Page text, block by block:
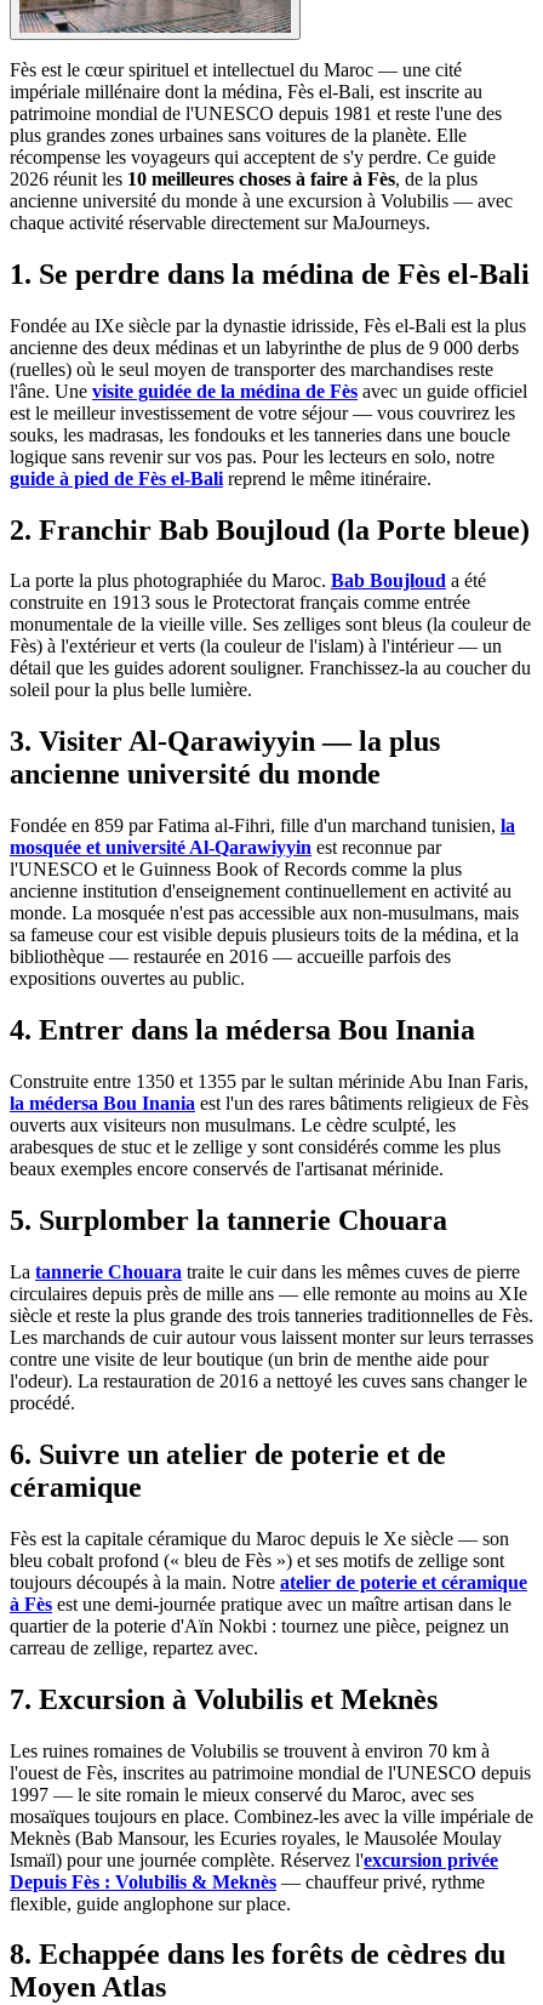
Fès est le cœur spirituel et intellectuel du Maroc — une cité
impériale millénaire dont la médina, Fès el-Bali, est inscrite au
patrimoine mondial de l'UNESCO depuis 1981 et reste l'une des
plus grandes zones urbaines sans voitures de la planète. Elle
récompense les voyageurs qui acceptent de s'y perdre. Ce guide
2026 réunit les 10 meilleures choses à faire à Fès, de la plus
ancienne université du monde à une excursion à Volubilis — avec
chaque activité réservable directement sur MaJourneys.
1. Se perdre dans la médina de Fès el-Bali
Fondée au IXe siècle par la dynastie idrisside, Fès el-Bali est la plus
ancienne des deux médinas et un labyrinthe de plus de 9 000 derbs
(ruelles) où le seul moyen de transporter des marchandises reste
l'âne. Une visite guidée de la médina de Fès avec un guide officiel
est le meilleur investissement de votre séjour — vous couvrirez les
souks, les madrasas, les fondouks et les tanneries dans une boucle
logique sans revenir sur vos pas. Pour les lecteurs en solo, notre
guide à pied de Fès el-Bali reprend le même itinéraire.
2. Franchir Bab Boujloud (la Porte bleue)
La porte la plus photographiée du Maroc. Bab Boujloud a été
construite en 1913 sous le Protectorat français comme entrée
monumentale de la vieille ville. Ses zelliges sont bleus (la couleur de
Fès) à l'extérieur et verts (la couleur de l'islam) à l'intérieur — un
détail que les guides adorent souligner. Franchissez-la au coucher du
soleil pour la plus belle lumière.
3. Visiter Al-Qarawiyyin — la plus
ancienne université du monde
Fondée en 859 par Fatima al-Fihri, fille d'un marchand tunisien, la
mosquée et université Al-Qarawiyyin est reconnue par
l'UNESCO et le Guinness Book of Records comme la plus
ancienne institution d'enseignement continuellement en activité au
monde. La mosquée n'est pas accessible aux non-musulmans, mais
sa fameuse cour est visible depuis plusieurs toits de la médina, et la
bibliothèque — restaurée en 2016 — accueille parfois des
expositions ouvertes au public.
4. Entrer dans la médersa Bou Inania
Construite entre 1350 et 1355 par le sultan mérinide Abu Inan Faris,
la médersa Bou Inania est l'un des rares bâtiments religieux de Fès
ouverts aux visiteurs non musulmans. Le cèdre sculpté, les
arabesques de stuc et le zellige y sont considérés comme les plus
beaux exemples encore conservés de l'artisanat mérinide.
5. Surplomber la tannerie Chouara
La tannerie Chouara traite le cuir dans les mêmes cuves de pierre
circulaires depuis près de mille ans — elle remonte au moins au XIe
siècle et reste la plus grande des trois tanneries traditionnelles de Fès.
Les marchands de cuir autour vous laissent monter sur leurs terrasses
contre une visite de leur boutique (un brin de menthe aide pour
l'odeur). La restauration de 2016 a nettoyé les cuves sans changer le
procédé.
6. Suivre un atelier de poterie et de
céramique
Fès est la capitale céramique du Maroc depuis le Xe siècle — son
bleu cobalt profond (« bleu de Fès ») et ses motifs de zellige sont
toujours découpés à la main. Notre atelier de poterie et céramique
à Fès est une demi-journée pratique avec un maître artisan dans le
quartier de la poterie d'Aïn Nokbi : tournez une pièce, peignez un
carreau de zellige, repartez avec.
7. Excursion à Volubilis et Meknès
Les ruines romaines de Volubilis se trouvent à environ 70 km à
l'ouest de Fès, inscrites au patrimoine mondial de l'UNESCO depuis
1997 — le site romain le mieux conservé du Maroc, avec ses
mosaïques toujours en place. Combinez-les avec la ville impériale de
Meknès (Bab Mansour, les Ecuries royales, le Mausolée Moulay
Ismaïl) pour une journée complète. Réservez l'excursion privée
Depuis Fès : Volubilis & Meknès — chauffeur privé, rythme
flexible, guide anglophone sur place.
8. Echappée dans les forêts de cèdres du
Moyen Atlas